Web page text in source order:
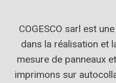
COGESCO sarl est
dans la réalisation et
mesure de panneaux
imprimons sur